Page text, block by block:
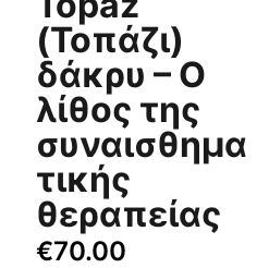
(Τοπάζι)
δάκρυ – Ο
λίθος της
συναισθημα
τικής
θεραπείας
€70.00